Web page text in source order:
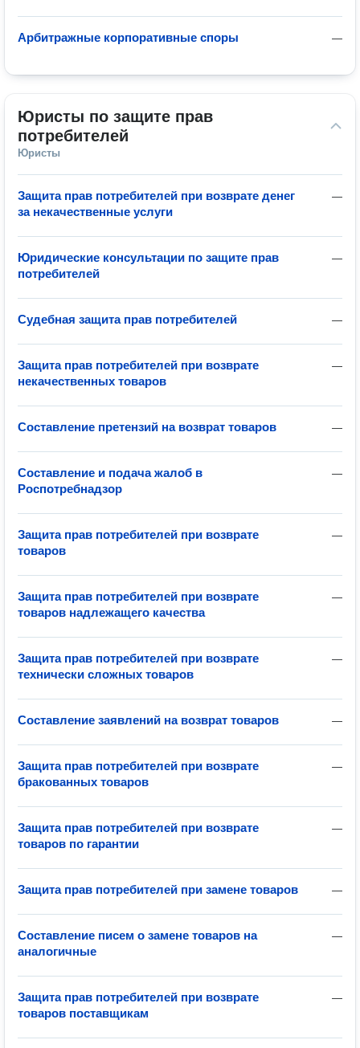
—
Арбитражные корпоративные споры
Юристы по защите прав
потребителей
Юристы
—
Защита прав потребителей при возврате денег
за некачественные услуги
—
Юридические консультации по защите прав
потребителей
—
Судебная защита прав потребителей
—
Защита прав потребителей при возврате
некачественных товаров
—
Составление претензий на возврат товаров
—
Составление и подача жалоб в
Роспотребнадзор
—
Защита прав потребителей при возврате
товаров
—
Защита прав потребителей при возврате
товаров надлежащего качества
—
Защита прав потребителей при возврате
технически сложных товаров
—
Составление заявлений на возврат товаров
—
Защита прав потребителей при возврате
бракованных товаров
—
Защита прав потребителей при возврате
товаров по гарантии
—
Защита прав потребителей при замене товаров
—
Составление писем о замене товаров на
аналогичные
—
Защита прав потребителей при возврате
товаров поставщикам